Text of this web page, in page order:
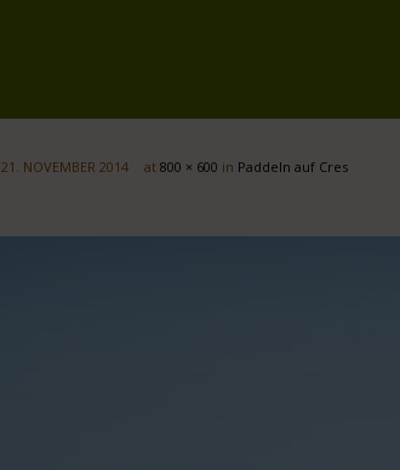
21. NOVEMBER 2014 at 800 × 600 in Paddeln auf Cres